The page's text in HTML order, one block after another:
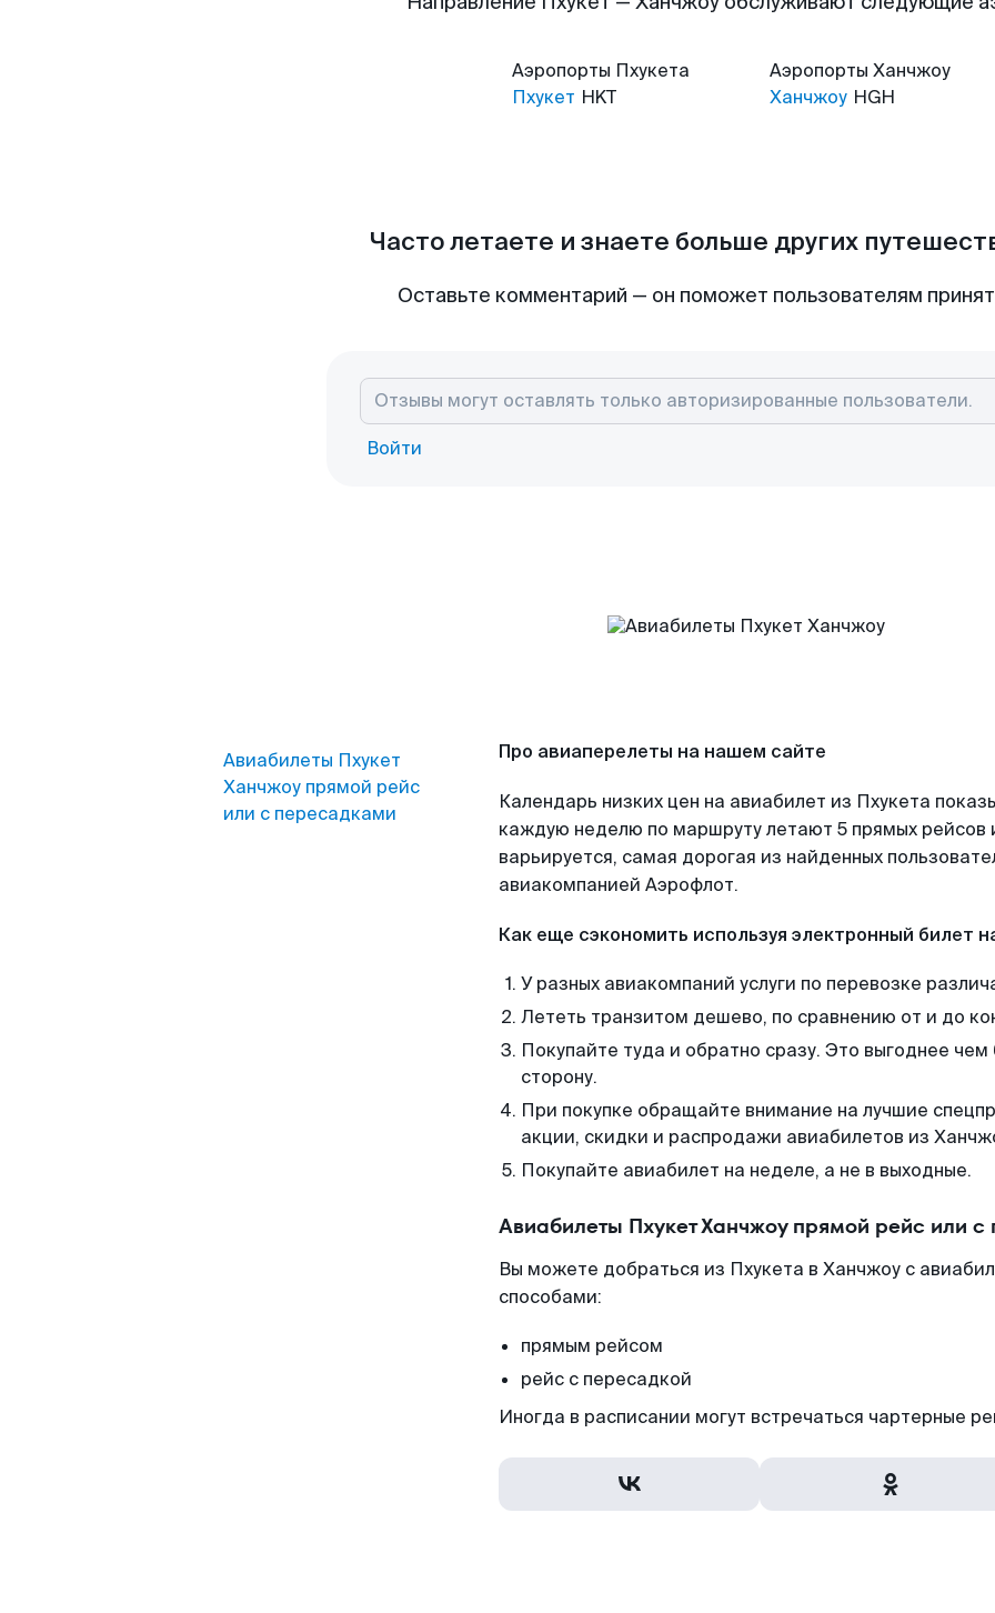
Аэропорты Пхукета
Пхукет HKT
Аэропорты Ханчжоу
Ханчжоу HGH
Часто летаете и знаете больше других
Оставьте комментарий — он поможет пользователям
Войти
Авиабилеты Пхукет
Ханчжоу прямой рейс
или с пересадками
Про авиаперелеты на нашем сайте
Календарь низких цен на авиабилет из Пхукета
каждую неделю по маршруту летают 5 прямых рейсов
варьируется, самая дорогая из найденных
авиакомпанией Аэрофлот.
Как еще сэкономить используя электронный билет
У разных авиакомпаний услуги по перевозке
Лететь транзитом дешево, по сравнению от и до
Покупайте туда и обратно сразу. Это выгоднее
сторону.
При покупке обращайте внимание на лучшие
акции, скидки и распродажи авиабилетов из
Покупайте авиабилет на неделе, а не в выходные.
Авиабилеты Пхукет Ханчжоу прямой рейс или
Вы можете добраться из Пхукета в Ханчжоу с
способами:
прямым рейсом
рейс с пересадкой
Иногда в расписании могут встречаться чартерные